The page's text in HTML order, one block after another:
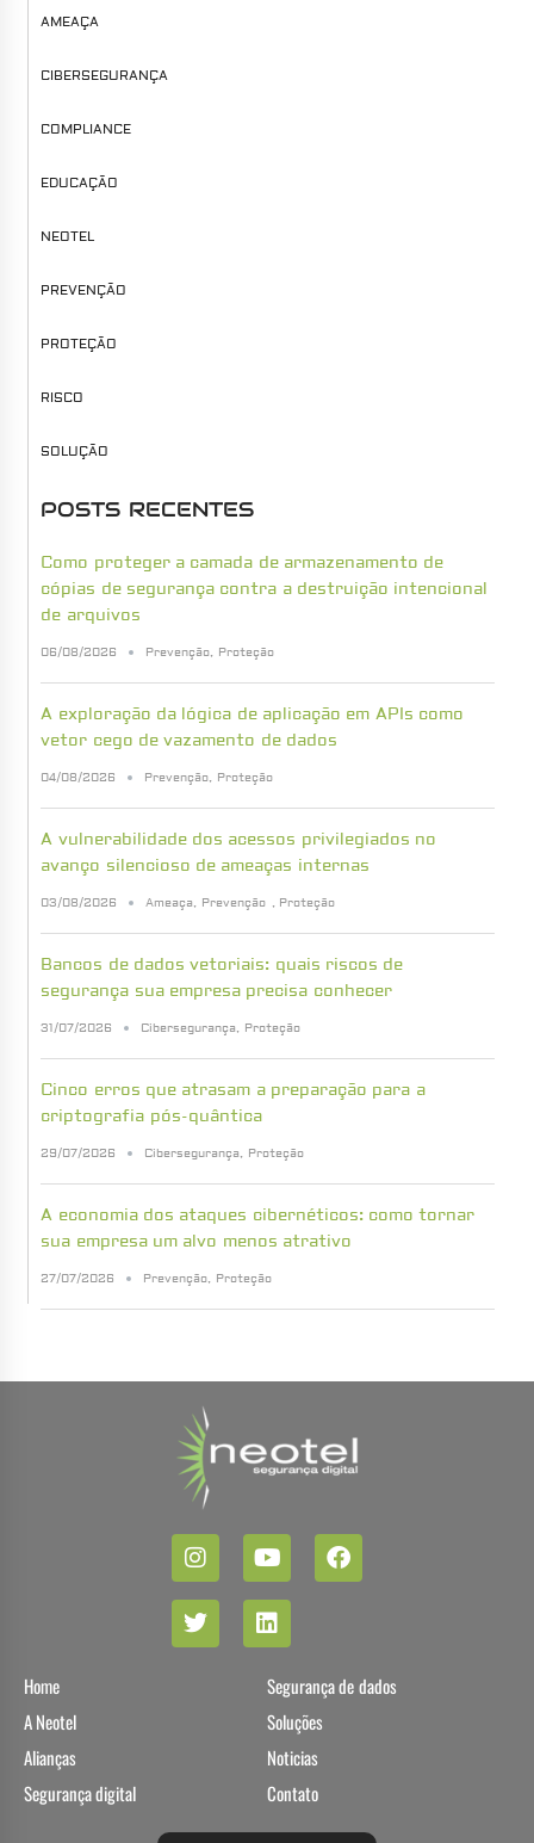
AMEAÇA
CIBERSEGURANÇA
COMPLIANCE
EDUCAÇÃO
NEOTEL
PREVENÇÃO
PROTEÇÃO
RISCO
SOLUÇÃO
POSTS RECENTES
Como proteger a camada de armazenamento de
cópias de segurança contra a destruição intencional
de arquivos
06/08/2026 Prevenção, Proteção
A exploração da lógica de aplicação em APIs como
vetor cego de vazamento de dados
04/08/2026 Prevenção, Proteção
A vulnerabilidade dos acessos privilegiados no
avanço silencioso de ameaças internas
03/08/2026 Ameaça, Prevenção , Proteção
Bancos de dados vetoriais: quais riscos de
segurança sua empresa precisa conhecer
31/07/2026 Cibersegurança, Proteção
Cinco erros que atrasam a preparação para a
criptografia pós-quântica
29/07/2026 Cibersegurança, Proteção
A economia dos ataques cibernéticos: como tornar
sua empresa um alvo menos atrativo
27/07/2026 Prevenção, Proteção
Home
A Neotel
Alianças
Segurança digital
Segurança de dados
Soluções
Noticias
Contato